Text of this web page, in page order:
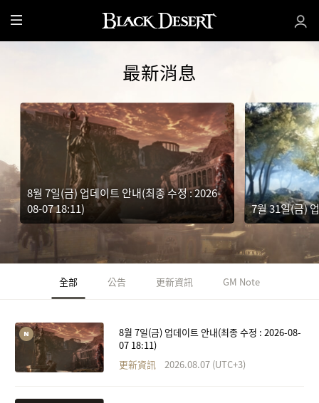
全
部
最新消息
8월 7일(금) 업데이트 안내(최종 수정 : 2026-
08-07 18:11)
7월 31일(금)
全部 公告 更新資訊 GM Note
8월 7일(금) 업데이트 안내(최종 수정 : 2026-08-
07 18:11)
更新資訊
2026.08.07 (UTC+3)